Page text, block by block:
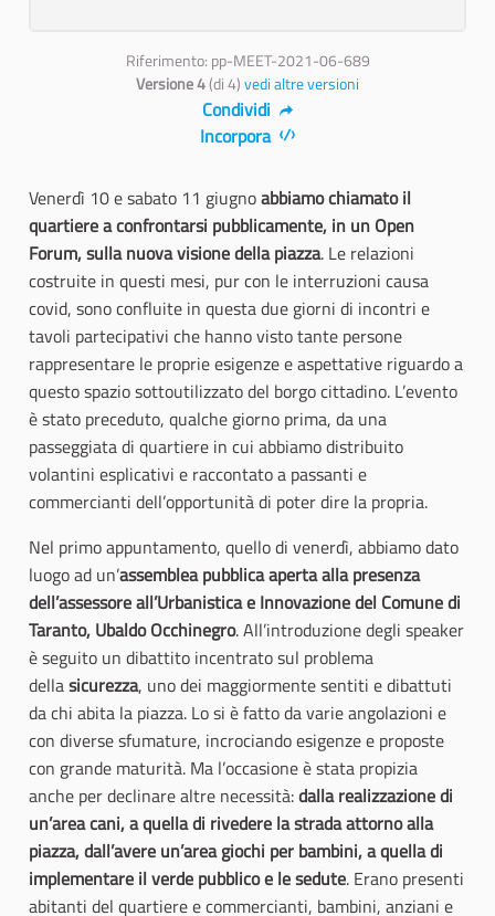
Riferimento: pp-MEET-2021-06-689
Versione 4(di 4)vedi altre versioni
Condividi
Incorpora
Venerdì 10 e sabato 11 giugnoabbiamo chiamato il
quartiere a confrontarsi pubblicamente, in un Open
Forum, sulla nuova visione della piazza. Le relazioni
costruite in questi mesi, pur con le interruzioni causa
covid, sono confluite in questa due giorni di incontri e
tavoli partecipativi che hanno visto tante persone
rappresentare le proprie esigenze e aspettative riguardo a
questo spazio sottoutilizzato del borgo cittadino. L’evento
è stato preceduto, qualche giorno prima, da una
passeggiata di quartiere in cui abbiamo distribuito
volantini esplicativi e raccontato a passanti e
commercianti dell’opportunità di poter dire la propria.
Nel primo appuntamento, quello di venerdì, abbiamo dato
luogo ad un’assemblea pubblica aperta alla presenza
dell’assessore all’Urbanistica e Innovazione del Comune di
Taranto, Ubaldo Occhinegro. All’introduzione degli speaker
è seguito un dibattito incentrato sul problema
dellasicurezza, uno dei maggiormente sentiti e dibattuti
da chi abita la piazza. Lo si è fatto da varie angolazioni e
con diverse sfumature, incrociando esigenze e proposte
con grande maturità. Ma l’occasione è stata propizia
anche per declinare altre necessità:dalla realizzazione di
un’area cani, a quella di rivedere la strada attorno alla
piazza, dall’avere un’area giochi per bambini, a quella di
implementare il verde pubblico e le sedute. Erano presenti
abitanti del quartiere e commercianti, bambini, anziani e